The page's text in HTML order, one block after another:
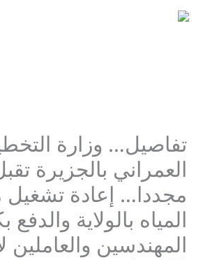
تخطي
إلى
تفاصيل… وزارة
العمراني بالجزيرة
مجددا… إعادة
المياه بالولاية
المهندسين والعاملين